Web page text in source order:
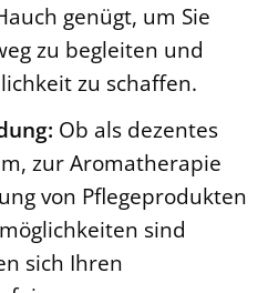
genügt, um Sie
zu begleiten und
zu schaffen.
Ob als dezentes
zur Aromatherapie
von Pflegeprodukten
sind
sich Ihren